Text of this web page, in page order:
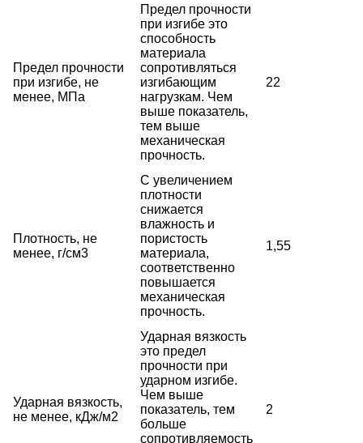
Предел прочности
при изгибе, не
менее, МПа
Предел прочности
при изгибе это
способность
материала
сопротивляться
изгибающим
нагрузкам. Чем
выше показатель,
тем выше
механическая
прочность.
22
Плотность, не
менее, г/см3
С увеличением
плотности
снижается
влажность и
пористость
материала,
соответственно
повышается
механическая
прочность.
1,55
Ударная вязкость,
не менее, кДж/м2
Ударная вязкость
это предел
прочности при
ударном изгибе.
Чем выше
показатель, тем
больше
сопротивляемость
2